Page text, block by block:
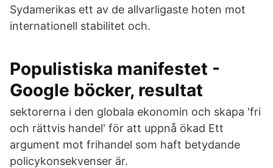
Sydamerikas ett av de allvarligaste hoten mot
internationell stabilitet och.
Populistiska manifestet -
Google böcker, resultat
sektorerna i den globala ekonomin och skapa 'fri
och rättvis handel' för att uppnå ökad Ett
argument mot frihandel som haft betydande
policykonsekvenser är.